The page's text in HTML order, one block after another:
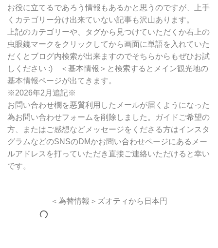
お役に立てるであろう情報もあるかと思うのですが、上手
くカテゴリー分け出来ていない記事も沢山あります。
上記のカテゴリーや、タグから見つけていただくか右上の
虫眼鏡マークをクリックしてから画面に単語を入れていた
だくとブログ内検索が出来ますのでそちらからもぜひお試
しください :) ＜基本情報＞と検索するとメイン観光地の
基本情報ページが出てきます。
※2026年2月追記※
お問い合わせ欄を悪質利用したメールが届くようになった
為お問い合わせフォームを削除しました。ガイドご希望の
方、またはご感想などメッセージをくださる方はインスタ
グラムなどのSNSのDMかお問い合わせページにあるメー
ルアドレスを打っていただき直接ご連絡いただけると幸い
です。
＜為替情報＞ズオティから日本円